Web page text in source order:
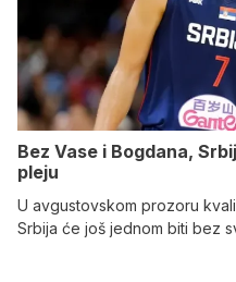
Bez Vase i Bogdana,
pleju
U avgustovskom prozoru
Srbija će još jednom biti bez